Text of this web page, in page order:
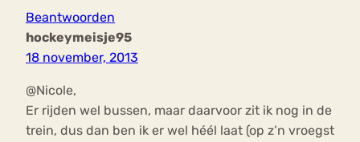
Beantwoorden
hockeymeisje95
18 november, 2013
@Nicole,
Er rijden wel bussen, maar daarvoor zit ik nog in de
trein, dus dan ben ik er wel héél laat (op z’n vroegst